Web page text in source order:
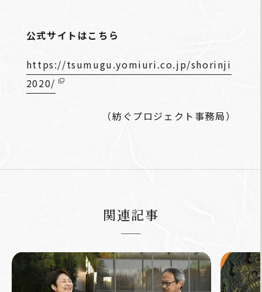
公式サイトはこちら
https://tsumugu.yomiuri.co.jp/shorinji
2020/
（紡ぐプロジェクト事務局）
関連記事